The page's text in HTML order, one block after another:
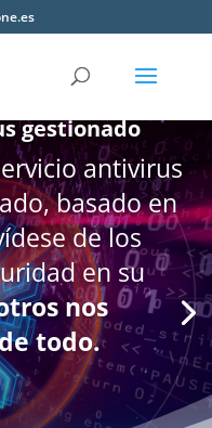
gestionado
antivirus
basado en
de los
en su
nos
todo.